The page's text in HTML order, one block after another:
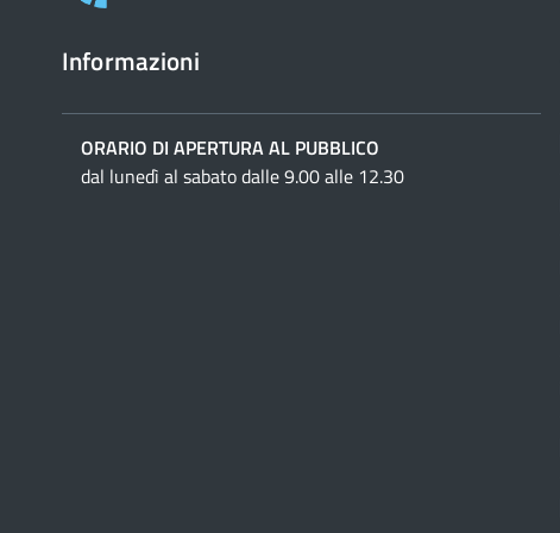
Informazioni
ORARIO DI APERTURA AL PUBBLICO
dal lunedì al sabato dalle 9.00 alle 12.30